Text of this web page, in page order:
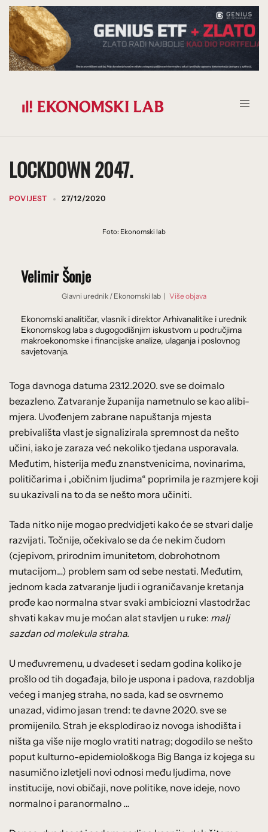
Prijeđi
na
sadržaj
LOCKDOWN 2047.
POVIJEST 27/12/2020
Foto: Ekonomski lab
Velimir Šonje
Glavni urednik / Ekonomski lab | Više objava
Ekonomski analitičar, vlasnik i direktor Arhivanalitike i urednik
Ekonomskog laba s dugogodišnjim iskustvom u područjima
makroekonomske i financijske analize, ulaganja i poslovnog
savjetovanja.
Toga davnoga datuma 23.12.2020. sve se doimalo
bezazleno. Zatvaranje županija nametnulo se kao alibi-
mjera. Uvođenjem zabrane napuštanja mjesta
prebivališta vlast je signalizirala spremnost da nešto
učini, iako je zaraza već nekoliko tjedana usporavala.
Međutim, histerija među znanstvenicima, novinarima,
političarima i „običnim ljudima“ poprimila je razmjere koji
su ukazivali na to da se nešto mora učiniti.
Tada nitko nije mogao predvidjeti kako će se stvari dalje
razvijati. Točnije, očekivalo se da će nekim čudom
(cjepivom, prirodnim imunitetom, dobrohotnom
mutacijom…) problem sam od sebe nestati. Međutim,
jednom kada zatvaranje ljudi i ograničavanje kretanja
prođe kao normalna stvar svaki ambiciozni vlastodržac
shvati kakav mu je moćan alat stavljen u ruke: malj
sazdan od molekula straha.
U međuvremenu, u dvadeset i sedam godina koliko je
prošlo od tih događaja, bilo je uspona i padova, razdoblja
većeg i manjeg straha, no sada, kad se osvrnemo
unazad, vidimo jasan trend: te davne 2020. sve se
promijenilo. Strah je eksplodirao iz novoga ishodišta i
ništa ga više nije moglo vratiti natrag; dogodilo se nešto
poput kulturno-epidemiološkoga Big Banga iz kojega su
nasumično izletjeli novi odnosi među ljudima, nove
institucije, novi običaji, nove politike, nove ideje, novo
normalno i paranormalno …